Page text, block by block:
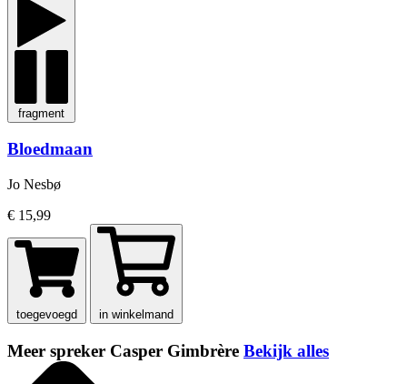
fragment
Bloedmaan
Jo Nesbø
€ 15,99
toegevoegd in winkelmand
Meer spreker Casper Gimbrère Bekijk alles